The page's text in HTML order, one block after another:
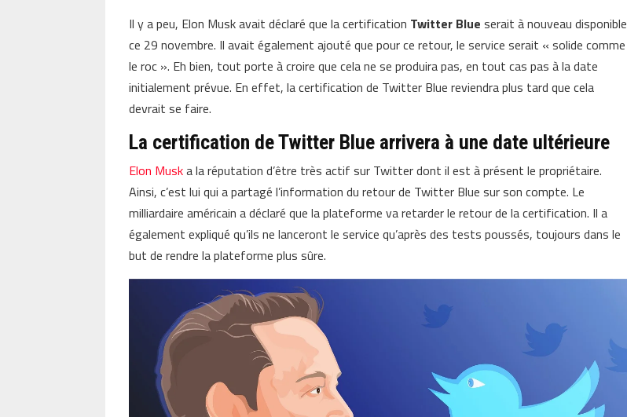
Il y a peu, Elon Musk avait déclaré que la certification Twitter Blue serait à nouveau disponible
ce 29 novembre. Il avait également ajouté que pour ce retour, le service serait « solide comme
le roc ». Eh bien, tout porte à croire que cela ne se produira pas, en tout cas pas à la date
initialement prévue. En effet, la certification de Twitter Blue reviendra plus tard que cela
devrait se faire.
La certification de Twitter Blue arrivera à une date ultérieure
Elon Muska la réputation d’être très actif sur Twitter dont il est à présent le propriétaire.
Ainsi, c’est lui qui a partagé l’information du retour de Twitter Blue sur son compte. Le
milliardaire américain a déclaré que la plateforme va retarder le retour de la certification. Il a
également expliqué qu’ils ne lanceront le service qu’après des tests poussés, toujours dans le
but de rendre la plateforme plus sûre.